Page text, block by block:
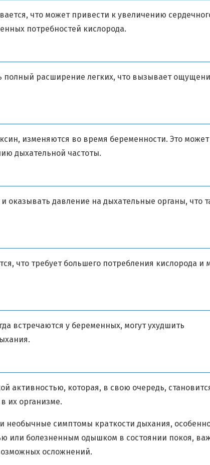
что может привести к увеличению
потребностей кислорода.
полный расширение легких, что вызывает
изменяются во время беременности. Это может
дыхательной частоты.
давление на дыхательные органы, что
что требует большего потребления кислорода и
встречаются у беременных, могут ухудшить
активностью, которая, в свою очередь,
их организме.
симптомы краткости дыхания,
или болезненным одышком в состоянии покоя,
осложнений.